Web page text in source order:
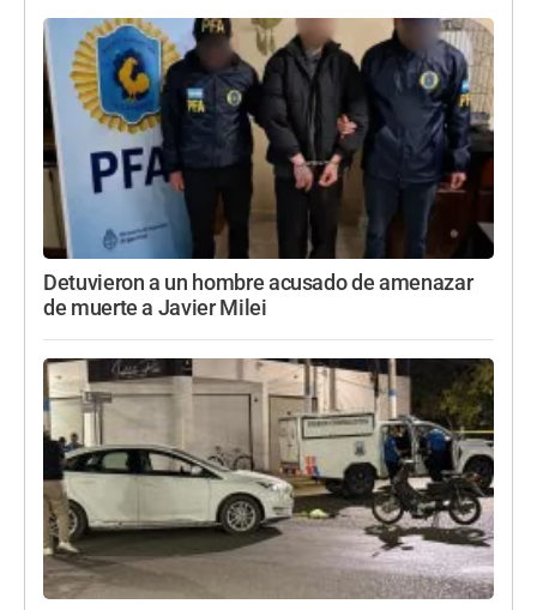
Detuvieron a un hombre acusado de amenazar
de muerte a Javier Milei